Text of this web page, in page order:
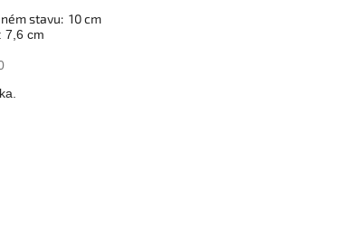
stavu: 10 cm
7,6 cm